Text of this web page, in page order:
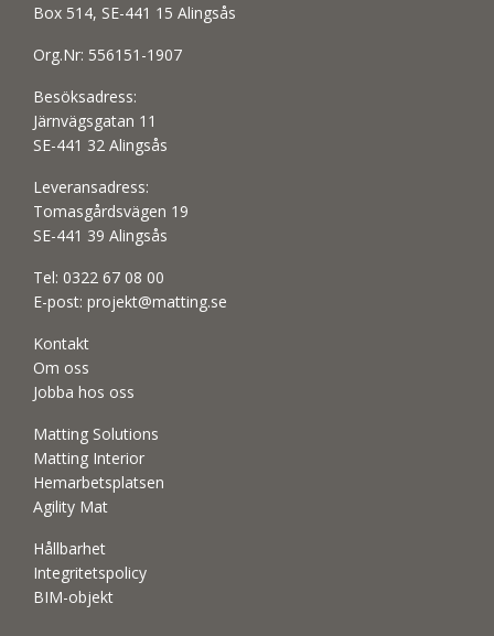
Box 514, SE-441 15 Alingsås
Org.Nr: 556151-1907
Besöksadress:
Järnvägsgatan 11
SE-441 32 Alingsås
Leveransadress:
Tomasgårdsvägen 19
SE-441 39 Alingsås
Tel: 0322 67 08 00
E-post: projekt@matting.se
Kontakt
Om oss
Jobba hos oss
Matting Solutions
Matting Interior
Hemarbetsplatsen
Agility Mat
Hållbarhet
Integritetspolicy
BIM-objekt